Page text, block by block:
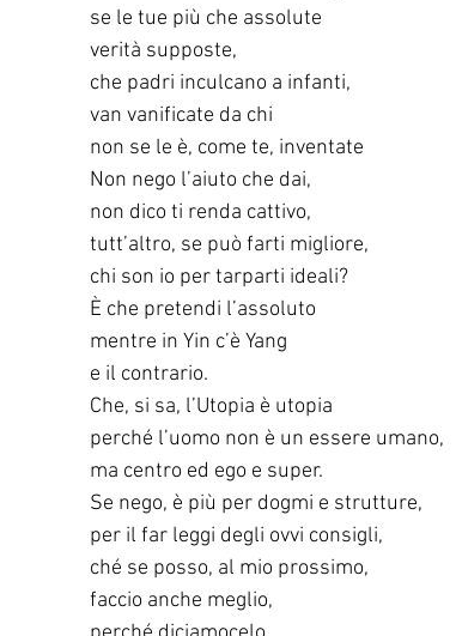
se le tue più che assolute
verità supposte,
che padri inculcano a infanti,
van vanificate da chi
non se le è, come te, inventate
Non nego l’aiuto che dai,
non dico ti renda cattivo,
tutt’altro, se può farti migliore,
chi son io per tarparti ideali?
È che pretendi l’assoluto
mentre in Yin c’è Yang
e il contrario.
Che, si sa, l’Utopia è utopia
perché l’uomo non è un essere umano,
ma centro ed ego e super.
Se nego, è più per dogmi e strutture,
per il far leggi degli ovvi consigli,
ché se posso, al mio prossimo,
faccio anche meglio,